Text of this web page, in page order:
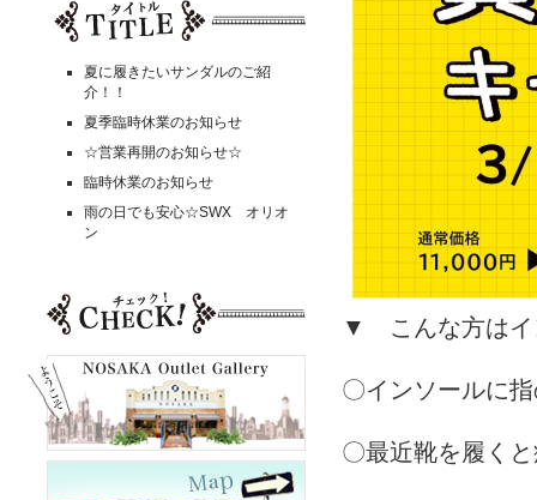
▼ こんな方はイ
〇インソールに
〇最近靴を履く
夏に履きたいサンダルのご紹
介！！
夏季臨時休業のお知らせ
☆営業再開のお知らせ☆
臨時休業のお知らせ
雨の日でも安心☆SWX オリオ
ン